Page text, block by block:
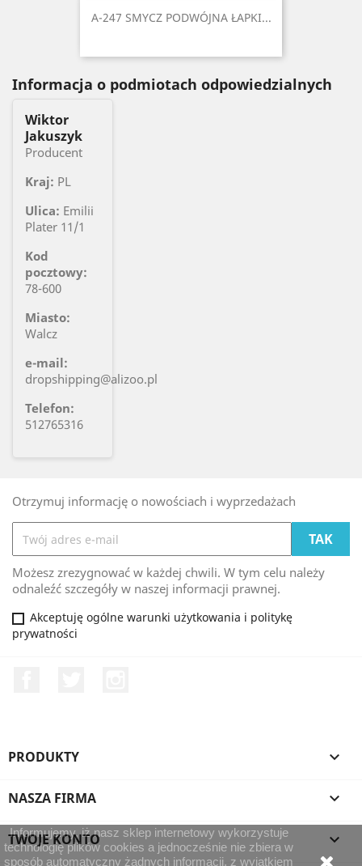
A-247 SMYCZ PODWÓJNA ŁAPKI...
Informacja o podmiotach odpowiedzialnych
Wiktor
Jakuszyk
Producent
Kraj: PL
Ulica: Emilii
Plater 11/1
Kod
pocztowy:
78-600
Miasto:
Walcz
e-mail:
dropshipping@alizoo.pl
Telefon:
512765316
Otrzymuj informację o nowościach i wyprzedażach
Możesz zrezygnować w każdej chwili. W tym celu należy
odnaleźć szczegóły w naszej informacji prawnej.
Akceptuję ogólne warunki użytkowania i politykę
prywatności
PRODUKTY 
NASZA FIRMA 
TWOJE KONTO 
Informujemy, iż nasz sklep internetowy wykorzystuje
technologię plików cookies a jednocześnie nie zbiera w
sposób automatyczny żadnych informacji, z wyjątkiem